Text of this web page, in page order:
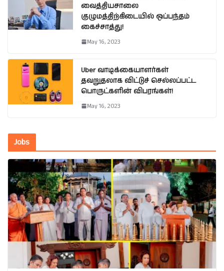
வைத்தியசாலை
குழுமத்திற்கிடையில் ஒப்பந்தம்
கைச்சாத்து!
May 16, 2023
Uber வாடிக்கையாளர்கள்
தவறுதலாக விட்டுச் செல்லப்பட்ட
பொருட்களின் விபரங்கள்!
May 16, 2023
Jobs